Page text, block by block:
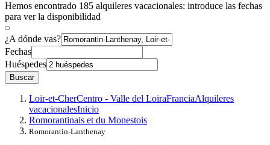
Hemos encontrado 185 alquileres vacacionales: introduce las fechas
para ver la disponibilidad
¿A dónde vas?
Fechas
Huéspedes
Buscar
Loir-et-CherCentro - Valle del LoiraFranciaAlquileres
vacacionalesInicio
Romorantinais et du Monestois
Romorantin-Lanthenay